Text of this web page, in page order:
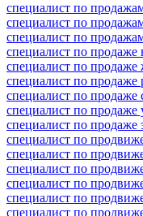
специалист по
специалист по
специалист по
специалист по продаже
специалист по
специалист по продаже
специалист по продаже
специалист по продаже
специалист по
специалист по
специалист по
специалист по
специалист по
специалист по
специалист по